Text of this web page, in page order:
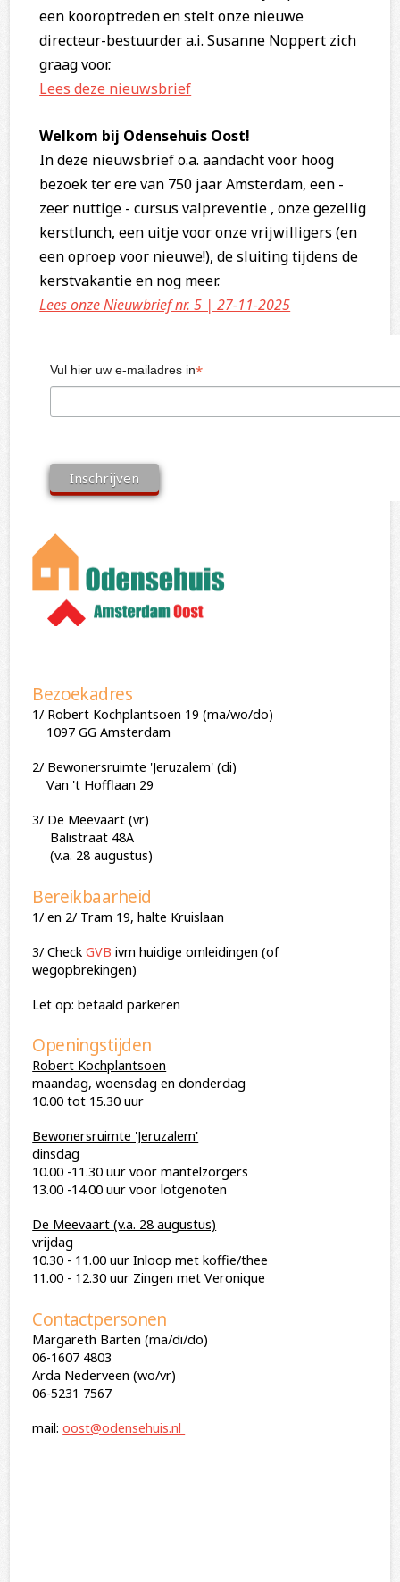
een kooroptreden en stelt onze nieuwe
directeur-bestuurder a.i. Susanne Noppert zich
graag voor.
Lees deze nieuwsbrief
Welkom bij Odensehuis Oost!
In deze nieuwsbrief o.a. aandacht voor hoog
bezoek ter ere van 750 jaar Amsterdam, een -
zeer nuttige - cursus valpreventie , onze gezellig
kerstlunch, een uitje voor onze vrijwilligers (en
een oproep voor nieuwe!), de sluiting tijdens de
kerstvakantie en nog meer.
Lees onze Nieuwbrief nr. 5 | 27-11-2025
Vul hier uw e-mailadres in*
Bezoekadres
1/ Robert Kochplantsoen 19 (ma/wo/do)
1097 GG Amsterdam
2/ Bewonersruimte 'Jeruzalem' (di)
Van 't Hofflaan 29
3/ De Meevaart (vr)
Balistraat 48A
(v.a. 28 augustus)
Bereikbaarheid
1/ en 2/ Tram 19, halte Kruislaan
3/ CheckGVB ivm huidige omleidingen (of
wegopbrekingen)
Let op: betaald parkeren
Openingstijden
Robert Kochplantsoen
maandag, woensdag en donderdag
10.00 tot 15.30 uur
Bewonersruimte 'Jeruzalem'
dinsdag
10.00 -11.30 uur voor mantelzorgers
13.00 -14.00 uur voor lotgenoten
De Meevaart (v.a. 28 augustus)
vrijdag
10.30 - 11.00 uur Inloop met koffie/thee
11.00 - 12.30 uur Zingen met Veronique
Contactpersonen
Margareth Barten (ma/di/do)
06-1607 4803
Arda Nederveen (wo/vr)
06-5231 7567
mail:oost@odensehuis.nl